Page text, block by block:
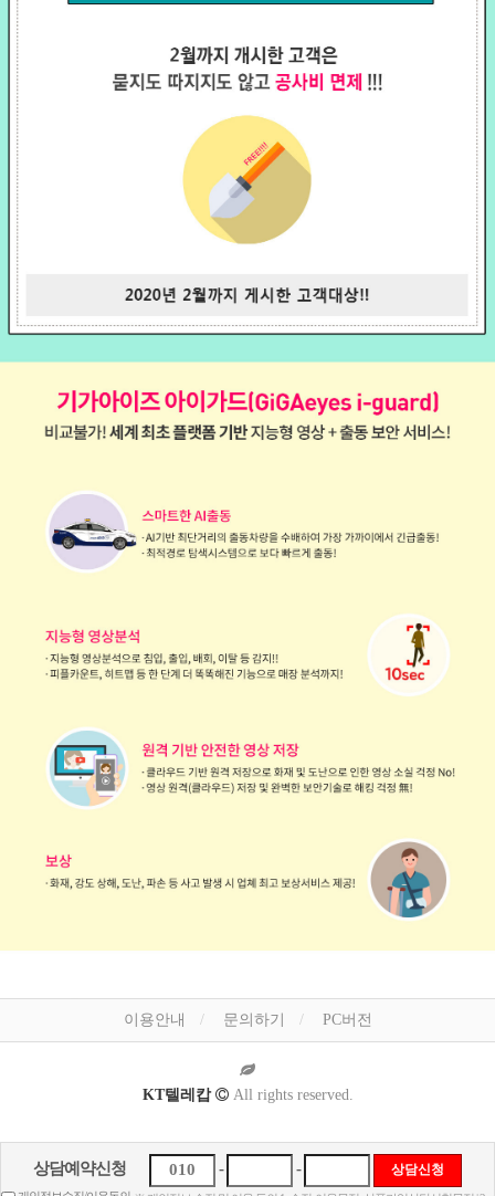
이용안내 문의하기 PC버전
KT텔레캅 All rights reserved.
상담예약신청 - -